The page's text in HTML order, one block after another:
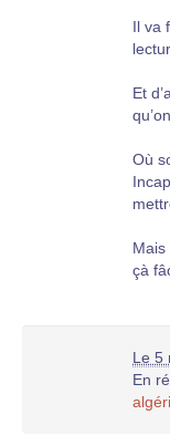
Il va
Et
Où
Mais
çà
Le 5
En